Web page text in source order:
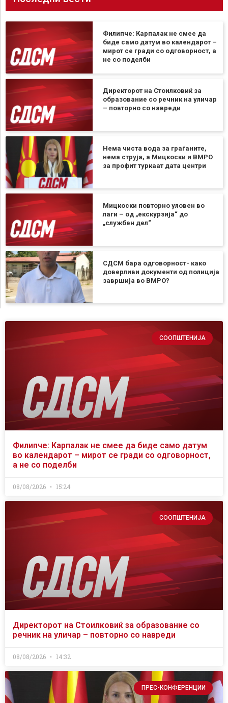
Филипче: Карпалак не смее да
биде само датум во календарот –
мирот се гради со одговорност, а
не со поделби
Директорот на Стоилковиќ за
образование со речник на уличар
– повторно со навреди
Нема чиста вода за граѓаните,
нема струја, а Мицкоски и ВМРО
за профит туркаат дата центри
Мицкоски повторно уловен во
лаги – од „екскурзија“ до
„службен дел“
СДСМ бара одговорност- како
доверливи документи од полиција
завршија во ВМРО?
СООПШТЕНИЈА
Филипче: Карпалак не смее да биде само датум
во календарот – мирот се гради со одговорност,
а не со поделби
08/08/2026 15:24
СООПШТЕНИЈА
Директорот на Стоилковиќ за образование со
речник на уличар – повторно со навреди
08/08/2026 14:32
ПРЕС-КОНФЕРЕНЦИИ